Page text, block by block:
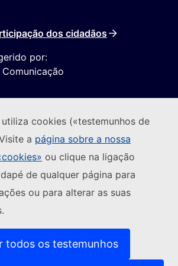
cookies («testemunhos de
a página sobre a nossa
ou clique na ligação
de qualquer página para
ou para alterar as suas
todos os testemunhos
dos cidadãos
por:
Europeia
externa)
informática
websites(Ligação externa)